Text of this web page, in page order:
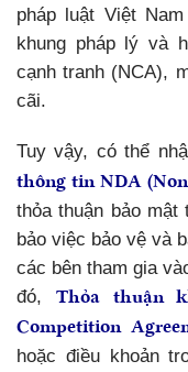
pháp luật Việt
khung pháp lý và
cạnh tranh (NCA),
cãi.
Tuy vậy, có thể
thông tin NDA
thỏa thuận bảo
bảo việc bảo vệ và
các bên tham gia
đó, Thỏa thuận
Competition
hoặc điều khoản